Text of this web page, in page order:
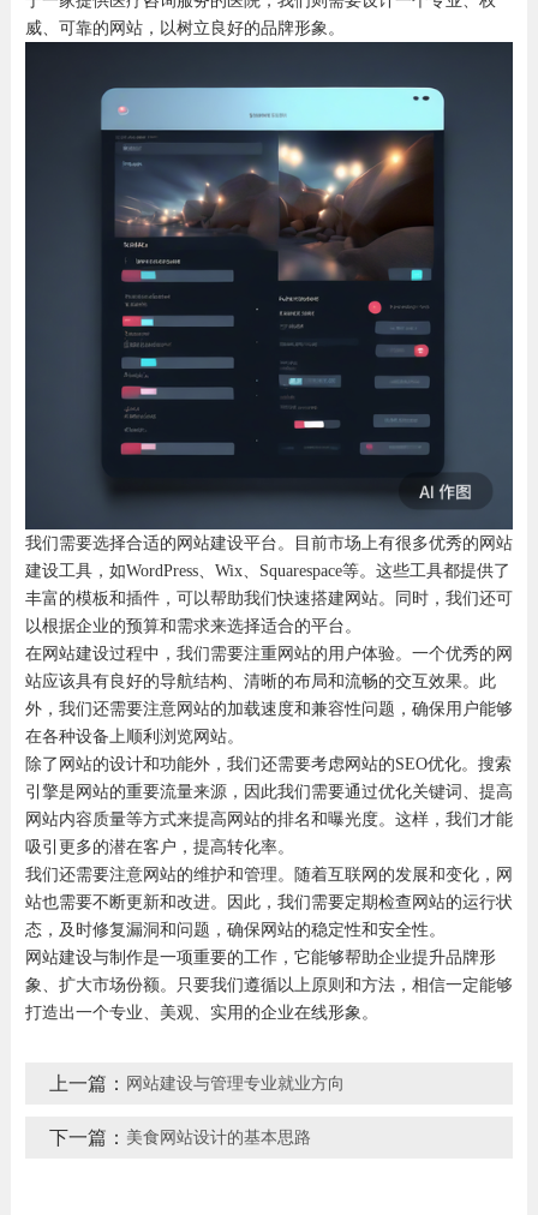
威、可靠的网站，以树立良好的品牌形象。
我们需要选择合适的网站建设平台。目前市场上有很多优秀的网站
建设工具，如WordPress、Wix、Squarespace等。这些工具都提供了
丰富的模板和插件，可以帮助我们快速搭建网站。同时，我们还可
以根据企业的预算和需求来选择适合的平台。
在网站建设过程中，我们需要注重网站的用户体验。一个优秀的网
站应该具有良好的导航结构、清晰的布局和流畅的交互效果。此
外，我们还需要注意网站的加载速度和兼容性问题，确保用户能够
在各种设备上顺利浏览网站。
除了网站的设计和功能外，我们还需要考虑网站的SEO优化。搜索
引擎是网站的重要流量来源，因此我们需要通过优化关键词、提高
网站内容质量等方式来提高网站的排名和曝光度。这样，我们才能
吸引更多的潜在客户，提高转化率。
我们还需要注意网站的维护和管理。随着互联网的发展和变化，网
站也需要不断更新和改进。因此，我们需要定期检查网站的运行状
态，及时修复漏洞和问题，确保网站的稳定性和安全性。
网站建设与制作是一项重要的工作，它能够帮助企业提升品牌形
象、扩大市场份额。只要我们遵循以上原则和方法，相信一定能够
打造出一个专业、美观、实用的企业在线形象。
上一篇： 网站建设与管理专业就业方向
下一篇： 美食网站设计的基本思路